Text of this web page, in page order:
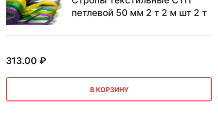
петлевой 50 мм 2 т 2 м шт 2 т
313.00 ₽
В КОРЗИНУ